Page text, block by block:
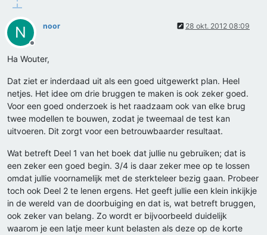
N
Offline
noor 28 okt. 2012 08:09
Ha Wouter,
Dat ziet er inderdaad uit als een goed uitgewerkt plan. Heel
netjes. Het idee om drie bruggen te maken is ook zeker goed.
Voor een goed onderzoek is het raadzaam ook van elke brug
twee modellen te bouwen, zodat je tweemaal de test kan
uitvoeren. Dit zorgt voor een betrouwbaarder resultaat.
Wat betreft Deel 1 van het boek dat jullie nu gebruiken; dat is
een zeker een goed begin. 3/4 is daar zeker mee op te lossen
omdat jullie voornamelijk met de sterkteleer bezig gaan. Probeer
toch ook Deel 2 te lenen ergens. Het geeft jullie een klein inkijkje
in de wereld van de doorbuiging en dat is, wat betreft bruggen,
ook zeker van belang. Zo wordt er bijvoorbeeld duidelijk
waarom je een latje meer kunt belasten als deze op de korte